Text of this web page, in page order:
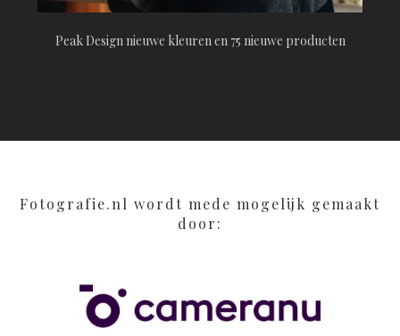
Peak Design nieuwe kleuren en 75 nieuwe producten
Fotografie.nl wordt mede mogelijk gemaakt
door: